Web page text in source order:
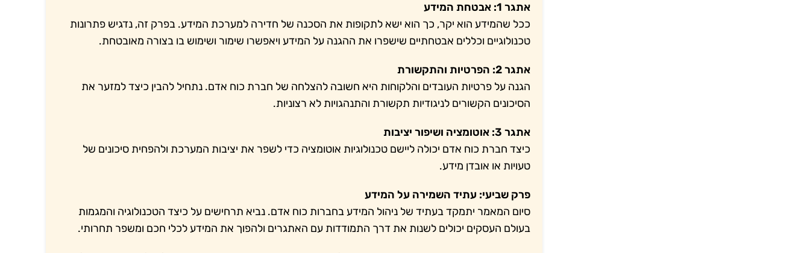
אתגר 1: אבטחת המידע
ככל שהמידע הוא יקר, כך הוא ישא לתקופות את הסכנה של חדירה למערכת המידע. בפרק זה, נדגיש פתרונות
טכנולוגיים וכללים אבטחתיים שישפרו את ההגנה על המידע ויאפשרו שימור ושימוש בו בצורה מאובטחת.
אתגר 2: הפרטיות והתקשורת
הגנה על פרטיות העובדים והלקוחות היא חשובה להצלחה של חברת כוח אדם. נתחיל להבין כיצד למזער את
הסיכונים הקשורים לניגודיות תקשורת והתנהגויות לא רצוניות.
אתגר 3: אוטומציה ושיפור יציבות
כיצד חברת כוח אדם יכולה ליישם טכנולוגיות אוטומציה כדי לשפר את יציבות המערכת ולהפחית סיכונים של
טעויות או אובדן מידע.
פרק שביעי: עתיד השמירה על המידע
סיום המאמר יתמקד בעתיד של ניהול המידע בחברות כוח אדם. נביא תרחישים על כיצד הטכנולוגיה והמגמות
בעולם העסקים יכולים לשנות את דרך התמודדות עם האתגרים ולהפוך את המידע לכלי חכם ומשפר תחרותי.